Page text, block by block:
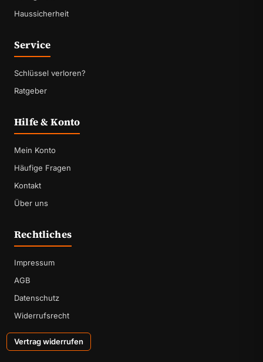
Haussicherheit
Service
Schlüssel verloren?
Ratgeber
Hilfe & Konto
Mein Konto
Häufige Fragen
Kontakt
Über uns
Rechtliches
Impressum
AGB
Datenschutz
Widerrufsrecht
Vertrag widerrufen